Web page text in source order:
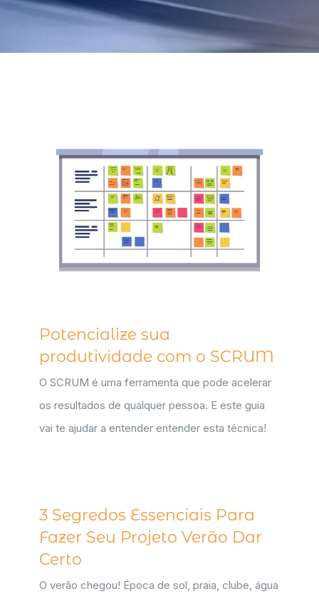
Potencialize sua
produtividade com o SCRUM
O SCRUM é uma ferramenta que pode acelerar
os resultados de qualquer pessoa. E este guia
vai te ajudar a entender entender esta técnica!
3 Segredos Essenciais Para
Fazer Seu Projeto Verão Dar
Certo
O verão chegou! Época de sol, praia, clube, água